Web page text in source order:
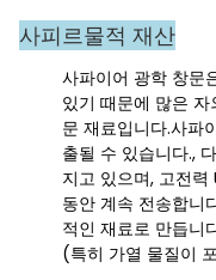
사피르물적 재산
사파이어 광학 창문
있기 때문에 많은
문 재료입니다.사파
출될 수 있습니다.,
지고 있으며, 고전력
동안 계속 전송합니
적인 재료로 만듭니
(특히 가열 물질이